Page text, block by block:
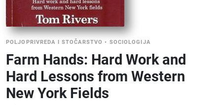
POLJOPRIVREDA I STOČARSTVO • SOCIOLOGIJA
Farm Hands: Hard Work and
Hard Lessons from Western
New York Fields